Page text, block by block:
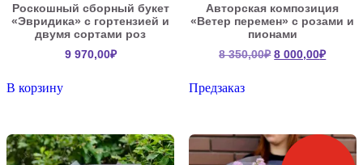
Роскошный сборный букет
«Эвридика» с гортензией и
двумя сортами роз
9 970,00₽
В корзину
Авторская композиция
«Ветер перемен» с розами и
пионами
8 350,00₽ 8 000,00₽
Предзаказ